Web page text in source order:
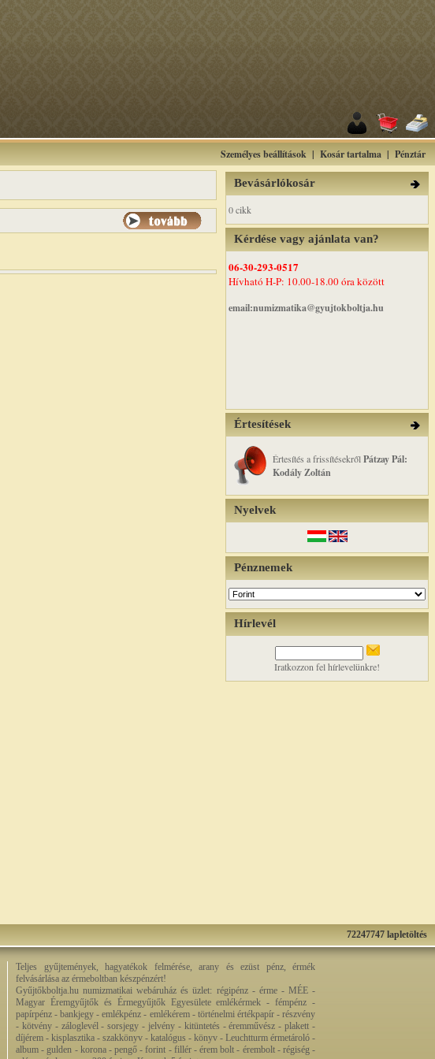
Személyes beállítások | Kosár tartalma | Pénztár
Bevásárlókosár
0 cikk
Kérdése vagy ajánlata van?
06-30-293-0517
Hívható H-P: 10.00-18.00 óra között
email:numizmatika@gyujtokboltja.hu
Értesítések
Értesítés a frissítésekről Pátzay Pál:
Kodály Zoltán
Nyelvek
Pénznemek
Hírlevél
Iratkozzon fel hírlevelünkre!
72247747 lapletöltés
Teljes gyűjtemények, hagyatékok felmérése, arany és ezüst pénz, érmék
felvásárlása az érmeboltban készpénzért!
Gyűjtőkboltja.hu numizmatikai webáruház és üzlet: régipénz - érme - MÉE -
Magyar Éremgyűjtők és Érmegyűjtők Egyesülete emlékérmek - fémpénz -
papírpénz - bankjegy - emlékpénz - emlékérem - történelmi értékpapír - részvény
- kötvény - záloglevél - sorsjegy - jelvény - kitüntetés - éremművész - plakett -
díjérem - kisplasztika - szakkönyv - katalógus - könyv - Leuchtturm érmetároló -
album - gulden - korona - pengő - forint - fillér - érem bolt - érembolt - régiség -